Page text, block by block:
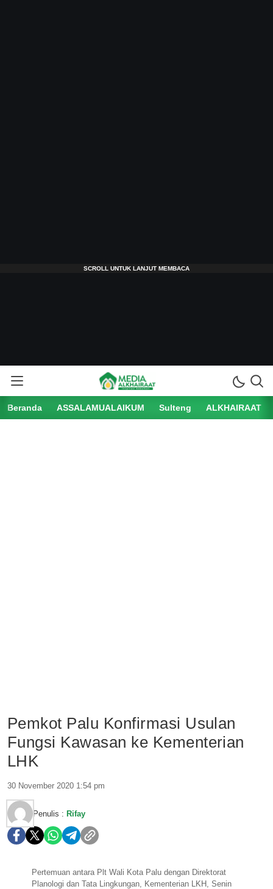
Beranda ASSALAMUALAIKUM Sulteng ALKHAIRAAT
Pemkot Palu Konfirmasi Usulan
Fungsi Kawasan ke Kementerian
LHK
30 November 2020 1:54 pm
Penulis : Rifay
Pertemuan antara Plt Wali Kota Palu dengan Direktorat
Planologi dan Tata Lingkungan, Kementerian LKH, Senin